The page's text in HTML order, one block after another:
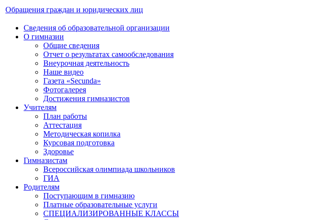
Обращения граждан и юридических лиц
Сведения об образовательной организации
О гимназии
Общие сведения
Отчет о результатах самообследования
Внеурочная деятельность
Наше видео
Газета «Secunda»
Фотогалерея
Достижения гимназистов
Учителям
План работы
Аттестация
Методическая копилка
Курсовая подготовка
Здоровье
Гимназистам
Всероссийская олимпиада школьников
ГИА
Родителям
Поступающим в гимназию
Платные образовательные услуги
СПЕЦИАЛИЗИРОВАННЫЕ КЛАССЫ